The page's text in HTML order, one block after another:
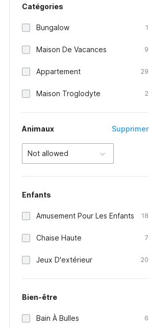
Catégories
Bungalow 1
Maison De Vacances 9
Appartement 29
Maison Troglodyte 2
Animaux Supprimer
Not allowed
Enfants
Amusement Pour Les Enfants 18
Chaise Haute 7
Jeux D'extérieur 20
Bien-être
Bain À Bulles 6